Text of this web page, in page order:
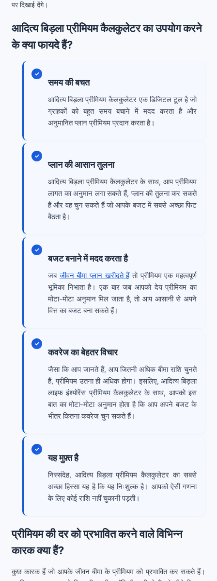
पर दिखाई देंगे।
आदित्य बिड़ला प्रीमियम कैलकुलेटर का उपयोग करने
के क्या फायदे हैं?
समय की बचत
आदित्य बिड़ला प्रीमियम कैलकुलेटर एक डिजिटल टूल है जो
ग्राहकों को बहुत समय बचाने में मदद करता है और
अनुमानित प्लान प्रीमियम प्रदान करता है।
प्लान की आसान तुलना
आदित्य बिड़ला प्रीमियम कैलकुलेटर के साथ, आप प्रीमियम
लागत का अनुमान लगा सकते हैं, प्लान की तुलना कर सकते
हैं और वह चुन सकते हैं जो आपके बजट में सबसे अच्छा फिट
बैठता है।
बजट बनाने में मदद करता है
जबजीवन बीमा प्लान खरीदते हैंतो प्रीमियम एक महत्वपूर्ण
भूमिका निभाता है। एक बार जब आपको देय प्रीमियम का
मोटा-मोटा अनुमान मिल जाता है, तो आप आसानी से अपने
वित्त का बजट बना सकते हैं।
कवरेज का बेहतर विचार
जैसा कि आप जानते हैं, आप जितनी अधिक बीमा राशि चुनते
हैं, प्रीमियम उतना ही अधिक होगा। इसलिए, आदित्य बिड़ला
लाइफ इंश्योरेंस प्रीमियम कैलकुलेटर के साथ, आपको इस
बात का मोटा-मोटा अनुमान होता है कि आप अपने बजट के
भीतर कितना कवरेज चुन सकते हैं।
यह मुफ़्त है
निस्संदेह, आदित्य बिड़ला प्रीमियम कैलकुलेटर का सबसे
अच्छा हिस्सा यह है कि यह निःशुल्क है। आपको ऐसी गणना
के लिए कोई राशि नहीं चुकानी पड़ती।
प्रीमियम की दर को प्रभावित करने वाले विभिन्न
कारक क्या हैं?
कुछ कारक हैं जो आपके जीवन बीमा के प्रीमियम को प्रभावित कर सकते हैं।